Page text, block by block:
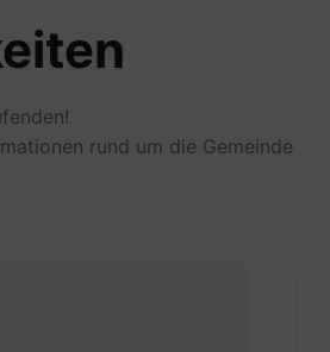
rund um die Gemeinde